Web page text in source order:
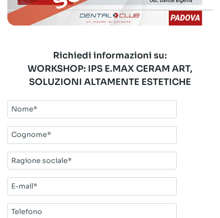
Richiedi informazioni su:
WORKSHOP: IPS E.MAX CERAM ART,
SOLUZIONI ALTAMENTE ESTETICHE
Nome*
Cognome*
Ragione
sociale*
E-
mail*
Telefono